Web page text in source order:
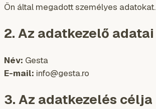
Ön által megadott személyes adatokat.
2. Az adatkezelő adatai
Név: Gesta
E-mail: info@gesta.ro
3. Az adatkezelés célja